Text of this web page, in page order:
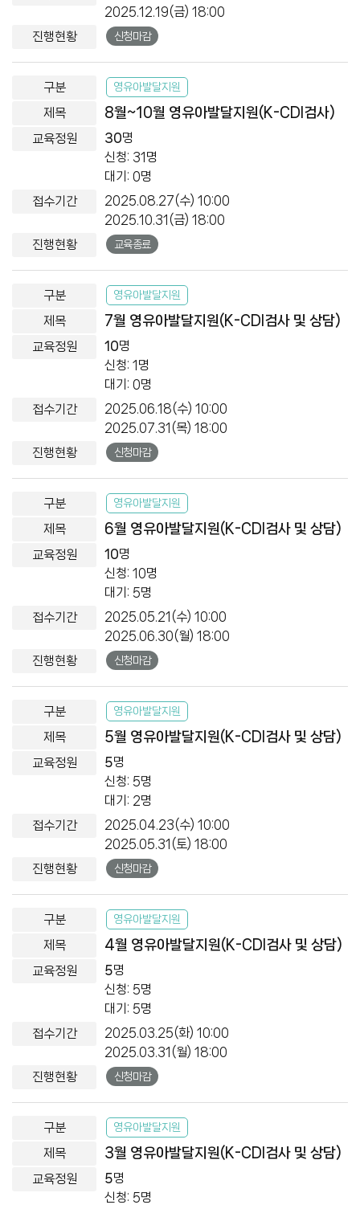
2025.12.19(금) 18:00
신청마감
영유아발달지원
8월~10월 영유아발달지원(K-CDI검사)
30명
신청: 31명
대기: 0명
2025.08.27(수) 10:00
2025.10.31(금) 18:00
교육종료
영유아발달지원
7월 영유아발달지원(K-CDI검사 및 상담)
10명
신청: 1명
대기: 0명
2025.06.18(수) 10:00
2025.07.31(목) 18:00
신청마감
영유아발달지원
6월 영유아발달지원(K-CDI검사 및 상담)
10명
신청: 10명
대기: 5명
2025.05.21(수) 10:00
2025.06.30(월) 18:00
신청마감
영유아발달지원
5월 영유아발달지원(K-CDI검사 및 상담)
5명
신청: 5명
대기: 2명
2025.04.23(수) 10:00
2025.05.31(토) 18:00
신청마감
영유아발달지원
4월 영유아발달지원(K-CDI검사 및 상담)
5명
신청: 5명
대기: 5명
2025.03.25(화) 10:00
2025.03.31(월) 18:00
신청마감
영유아발달지원
3월 영유아발달지원(K-CDI검사 및 상담)
5명
신청: 5명